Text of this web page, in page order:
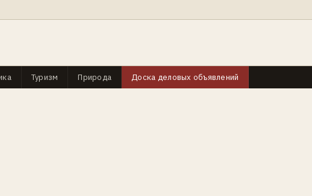
Туризм Природа Доска деловых объявлений